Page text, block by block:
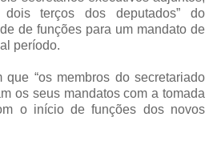
terços dos deputados” do
de funções para um mandato de
período.
“os membros do secretariado
os seus mandatos com a tomada
o início de funções dos novos